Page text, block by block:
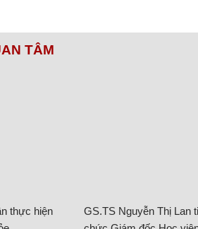
TÂM
thực hiện
GS.TS Nguyễn Thị Lan